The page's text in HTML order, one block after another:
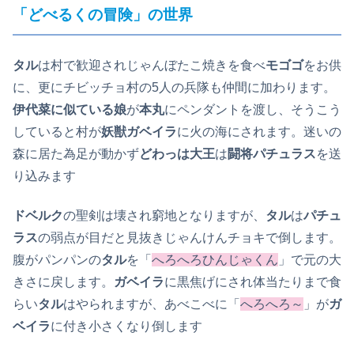
「どべるくの冒険」の世界
タルは村で歓迎されじゃんぼたこ焼きを食べモゴゴをお供
に、更にチビッチョ村の5人の兵隊も仲間に加わります。
伊代菜に似ている娘が本丸にペンダントを渡し、そうこう
していると村が妖獣ガベイラに火の海にされます。迷いの
森に居た為足が動かずどわっは大王は闘将パチュラスを送
り込みます
ドベルクの聖剣は壊され窮地となりますが、 タルはパチュ
ラスの弱点が目だと見抜きじゃんけんチョキで倒します。
腹がパンパンのタルを「 へろへろひんじゃくん 」で元の大
きさに戻します。 ガベイラに黒焦げにされ体当たりまで食
らいタルはやられますが、あべこべに「 へろへろ～ 」がガ
ベイラに付き小さくなり倒します